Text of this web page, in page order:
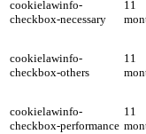
cookielawinfo-
checkbox-necessary
11
cookielawinfo-
checkbox-others
11
cookielawinfo-
checkbox-performance
11